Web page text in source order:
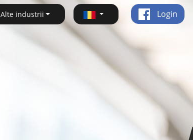
Alte industrii Login